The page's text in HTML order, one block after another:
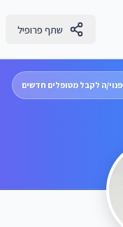
שתף פרופיל
פנוי/ה לקבל מטופלים חדשים